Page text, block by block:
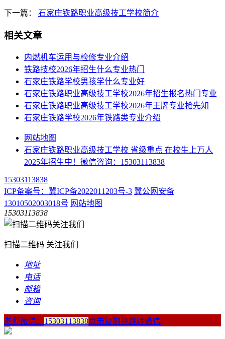
下一篇： 石家庄铁路职业高级技工学校简介
相关文章
内燃机车运用与检修专业介绍
铁路技校2026年招生什么专业热门
石家庄铁路学校男孩学什么专业好
石家庄铁路职业高级技工学校2026年招生报名热门专业
石家庄铁路职业高级技工学校2026年王牌专业抢先知
石家庄铁路学校2026年铁路类专业介绍
网站地图
石家庄铁路职业高级技工学校 省级重点 在校生上万人
2025年招生中！微信咨询：15303113838
15303113838
ICP备案号：冀ICP备2022011203号-3 冀公网安备
13010502003018号 网站地图
15303113838
扫描二维码 关注我们
地址
电话
邮箱
咨询
老师微信： 15303113838点击复制并跳转微信